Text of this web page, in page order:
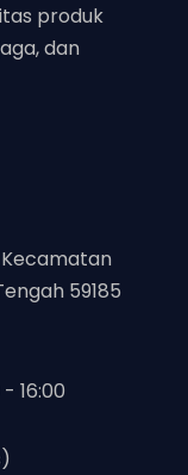
produk
dan
Kecamatan
59185
16:00